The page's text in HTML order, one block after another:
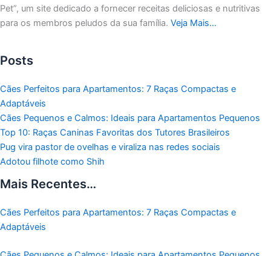
Pet”, um site dedicado a fornecer receitas deliciosas e nutritivas
para os membros peludos da sua família. Veja Mais…
Posts
Cães Perfeitos para Apartamentos: 7 Raças Compactas e
Adaptáveis
Cães Pequenos e Calmos: Ideais para Apartamentos Pequenos
Top 10: Raças Caninas Favoritas dos Tutores Brasileiros
Pug vira pastor de ovelhas e viraliza nas redes sociais
Adotou filhote como Shih
Mais Recentes…
Cães Perfeitos para Apartamentos: 7 Raças Compactas e
Adaptáveis